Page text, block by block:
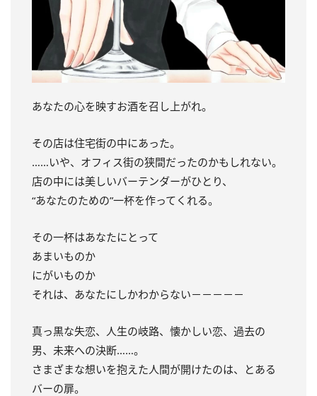
あなたの心を映すお酒を召し上がれ。
その店は住宅街の中にあった。
……いや、オフィス街の狭間だったのかもしれない。
店の中には美しいバーテンダーがひとり、
“あなたのための”一杯を作ってくれる。
その一杯はあなたにとって
あまいものか
にがいものか
それは、あなたにしかわからない－－－－－
真っ黒な失恋、人生の岐路、懐かしい恋、過去の
男、未来への決断……。
さまざまな想いを抱えた人間が開けたのは、とある
バーの扉。